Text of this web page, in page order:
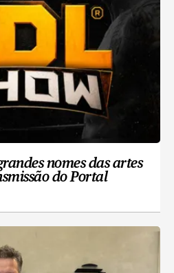
nomes das artes
do Portal